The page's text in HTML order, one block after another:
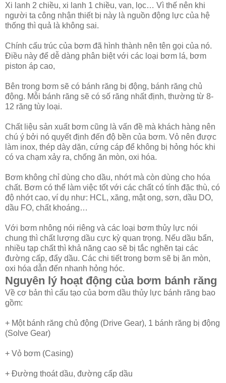
Xi lanh 2 chiều, xi lanh 1 chiều, van, lọc… Vì thế nên khi
người ta công nhận thiết bị này là nguồn động lực của hệ
thống thì quả là không sai.
Chính cấu trúc của bơm đã hình thành nên tên gọi của nó.
Điều này để dễ dàng phân biệt với các loại bơm lá, bơm
piston áp cao,
Bên trong bơm sẽ có bánh răng bị động, bánh răng chủ
động. Mỗi bánh răng sẽ có số răng nhất định, thường từ 8-
12 răng tùy loại.
Chất liệu sản xuất bơm cũng là vấn đề mà khách hàng nên
chú ý bởi nó quyết định đến độ bền của bơm. Vỏ nên được
làm inox, thép dày dặn, cứng cáp để không bị hỏng hóc khi
có va chạm xảy ra, chống ăn mòn, oxi hóa.
Bơm không chỉ dùng cho dầu, nhớt mà còn dùng cho hóa
chất. Bơm có thể làm việc tốt với các chất có tính đặc thù, có
độ nhớt cao, ví dụ như: HCL, xăng, mật ong, sơn, dầu DO,
dầu FO, chất khoáng…
Với bơm nhông nói riêng và các loại bơm thủy lực nói
chung thì chất lượng dầu cực kỳ quan trọng. Nếu dầu bẩn,
nhiều tạp chất thì khả năng cao sẽ bị tắc nghẽn tại các
đường cấp, đẩy dầu. Các chi tiết trong bơm sẽ bị ăn mòn,
oxi hóa dẫn đến nhanh hỏng hóc.
Nguyên lý hoạt động của bơm bánh răng
Về cơ bản thì cấu tạo của bơm dầu thủy lực bánh răng bao
gồm:
+ Một bánh răng chủ động (Drive Gear), 1 bánh răng bị động
(Solve Gear)
+ Vỏ bơm (Casing)
+ Đường thoát dầu, đường cấp dầu